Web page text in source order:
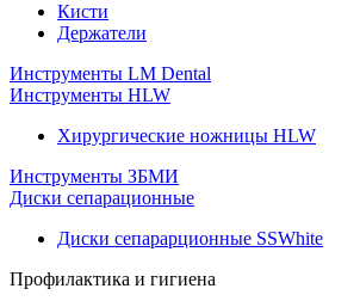
Кисти
Держатели
Инструменты LM Dental
Инструменты HLW
Хирургические ножницы HLW
Инструменты ЗБМИ
Диски сепарационные
Диски сепарарционные SSWhite
Профилактика и гигиена